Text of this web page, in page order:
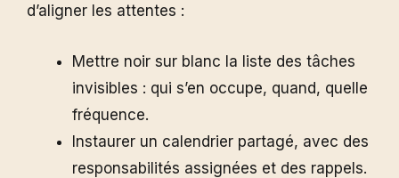
d’aligner les attentes :
Mettre noir sur blanc la liste des tâches
invisibles : qui s’en occupe, quand, quelle
fréquence.
Instaurer un calendrier partagé, avec des
responsabilités assignées et des rappels.